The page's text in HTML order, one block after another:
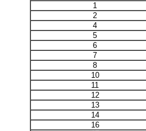
1
2
4
5
6
7
8
10
11
12
13
14
16